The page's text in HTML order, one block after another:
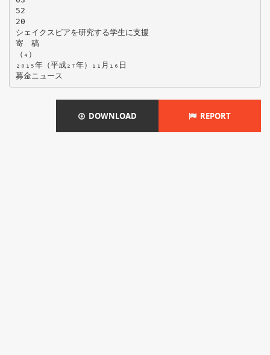
52
20
シェイクスピアを研究する学生に支援
寄 稿
（₄）
₂₀₁₅年（平成₂₇年）₁₁月₁₆日
DOWNLOAD REPORT